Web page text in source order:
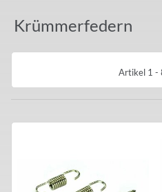
Krümmerfedern
Artikel 1 -